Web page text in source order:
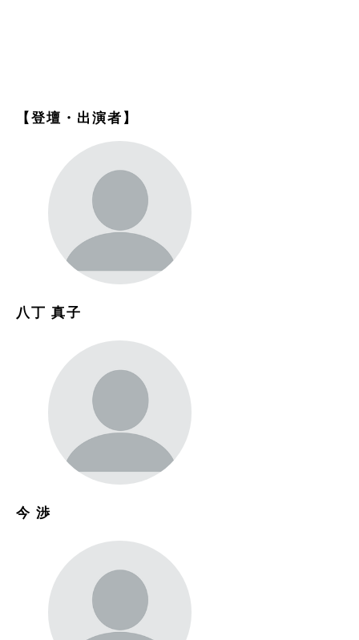
【登壇・出演者】
八丁 真子
今 渉